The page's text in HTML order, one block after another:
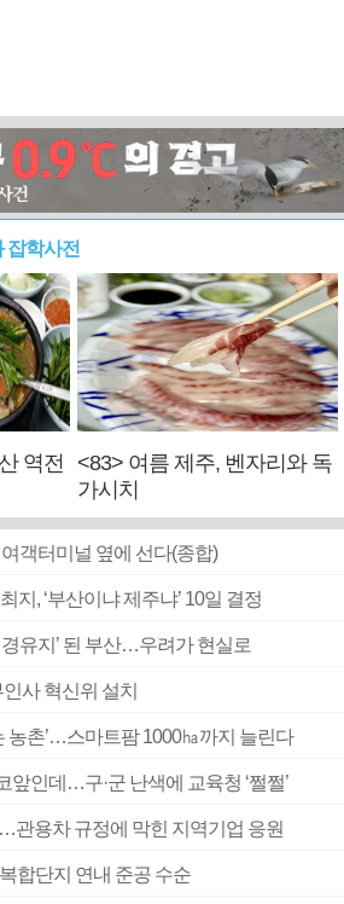
잡학사전
역전
<83> 여름 제주, 벤자리와 독
가시치
객터미널 옆에 선다(종합)
지, ‘부산이냐 제주냐’ 10일 결정
유지’ 된 부산…우려가 현실로
사 혁신위 설치
농촌’…스마트팜 1000㏊까지 늘린다
앞인데…구·군 난색에 교육청 ‘쩔쩔’
관용차 규정에 막힌 지역기업 응원
합단지 연내 준공 수순